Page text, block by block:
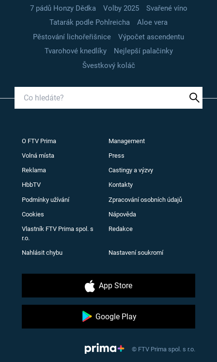
7 pádů Honzy Dědka
Volby 2025
Svařené víno
Tatarák podle Pohlreicha
Aloe vera
Pěstování lichořeřišnice
Výpočet ascendentu
Tvarohové knedlíky
Nejlepší palačinky
Švestkový koláč
O FTV Prima Management
Volná místa Press
Reklama Castingy a výzvy
HbbTV Kontakty
Podmínky užívání Zpracování osobních údajů
Cookies Nápověda
Vlastník FTV Prima spol. s
r.o.
Redakce
Nahlásit chybu Nastavení soukromí
App Store
Google Play
© FTV Prima spol. s r.o.